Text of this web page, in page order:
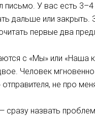
письмо. У вас есть 3–4
дальше или закрыть.
первые два
с «Мы» или «Наша
Человек мгновенно
не про
сразу назвать